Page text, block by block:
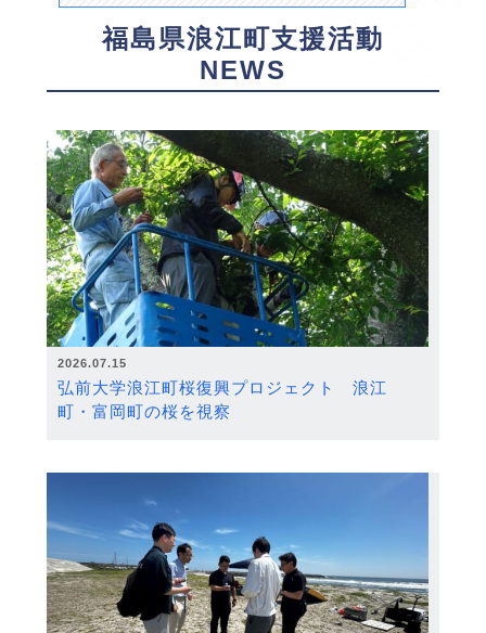
福島県浪江町支援活動
NEWS
2026.07.15
弘前大学浪江町桜復興プロジェクト 浪江
町・富岡町の桜を視察